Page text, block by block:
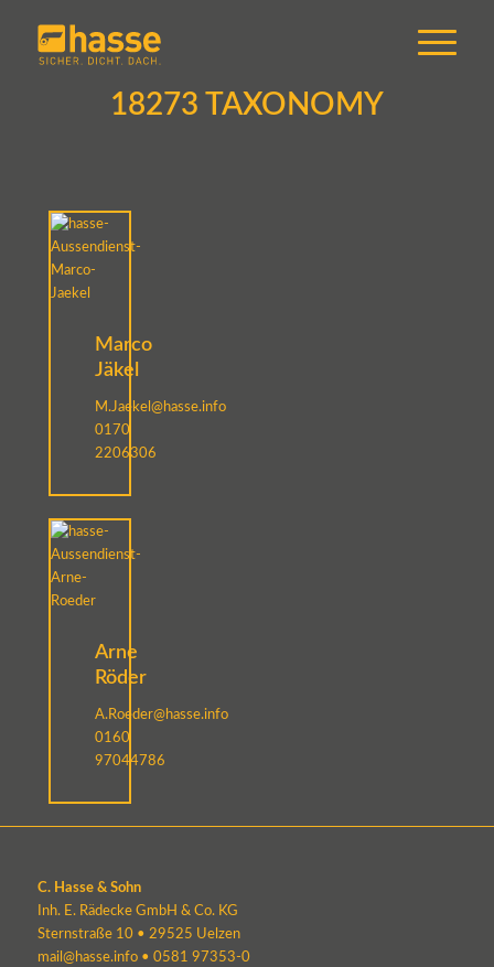
18273 TAXONOMY
Marco
Jäkel
M.Jaekel@hasse.info
0170
2206306
Arne
Röder
A.Roeder@hasse.info
0160
97044786
C. Hasse & Sohn
Inh. E. Rädecke GmbH & Co. KG
Sternstraße 10 • 29525 Uelzen
mail@hasse.info• 0581 97353-0